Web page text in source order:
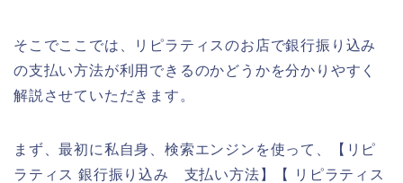
そこでここでは、リピラティスのお店で銀行振り込み
の支払い方法が利用できるのかどうかを分かりやすく
解説させていただきます。
まず、最初に私自身、検索エンジンを使って、【リピ
ラティス 銀行振り込み 支払い方法】【 リピラティス